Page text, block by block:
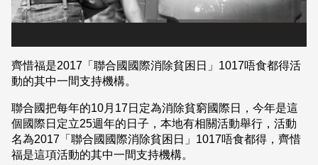
齊惜福是2017「聯合國國際消除貧困日」1017唔食都得活
動的其中一間支持機構。
聯合國把每年的10月17日定為消除貧窮國際日，今年是這
個國際日定立25週年的日子，本地有相關活動舉行，活動
名為2017「聯合國國際消除貧困日」1017唔食都得，齊惜
福是這項活動的其中一間支持機構。